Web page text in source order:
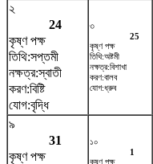
২
24
কৃষ্ণ পক্ষ
তিথি:সপ্তমী
নক্ষত্র:স্বাতী
করণ:বিষ্টি
যোগ:বৃদ্ধি
৩
25
কৃষ্ণ পক্ষ
তিথি:অষ্টমী
নক্ষত্র:বিশাখা
করণ:বালব
যোগ:ধ্রুব
৯
31
কৃষ্ণ পক্ষ
১০
1
কৃষ্ণ পক্ষ